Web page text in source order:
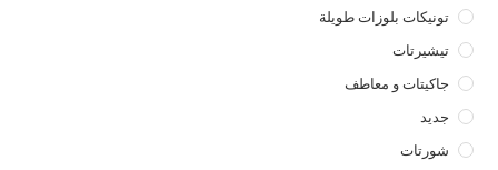
تونيكات بلوزات طويلة
تيشيرتات
جاكيتات و معاطف
جديد
شورتات